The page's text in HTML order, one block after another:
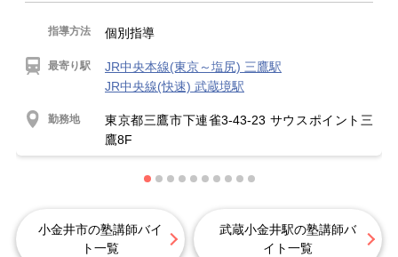
指導方法 個別指導
最寄り駅
JR中央本線(東京～塩尻) 三鷹駅
JR中央線(快速) 武蔵境駅
勤務地
東京都三鷹市下連雀3-43-23 サウスポイント三
鷹8F
小金井市の塾講師バイ
ト一覧
武蔵小金井駅の塾講師バ
イト一覧